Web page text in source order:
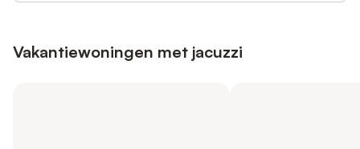
Vakantiewoningen met jacuzzi